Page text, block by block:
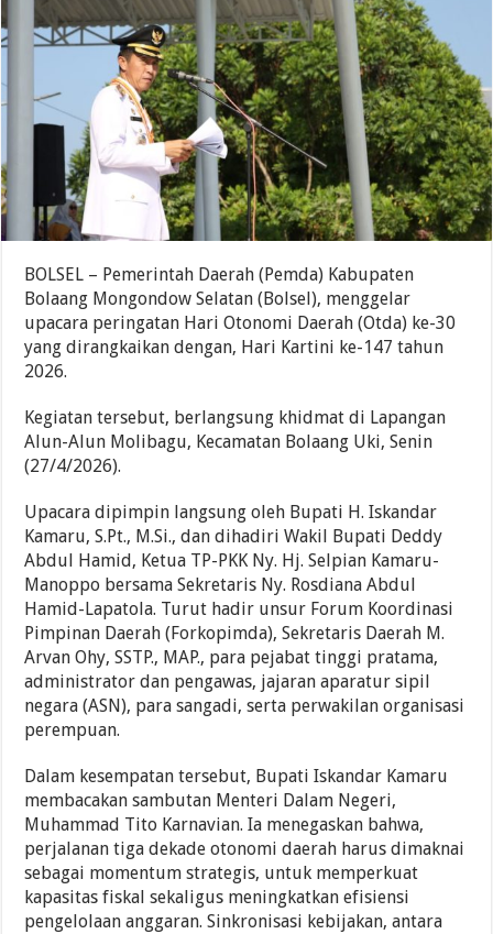
BOLSEL – Pemerintah Daerah (Pemda) Kabupaten
Bolaang Mongondow Selatan (Bolsel), menggelar
upacara peringatan Hari Otonomi Daerah (Otda) ke-30
yang dirangkaikan dengan, Hari Kartini ke-147 tahun
2026.
Kegiatan tersebut, berlangsung khidmat di Lapangan
Alun-Alun Molibagu, Kecamatan Bolaang Uki, Senin
(27/4/2026).
Upacara dipimpin langsung oleh Bupati H. Iskandar
Kamaru, S.Pt., M.Si., dan dihadiri Wakil Bupati Deddy
Abdul Hamid, Ketua TP-PKK Ny. Hj. Selpian Kamaru-
Manoppo bersama Sekretaris Ny. Rosdiana Abdul
Hamid-Lapatola. Turut hadir unsur Forum Koordinasi
Pimpinan Daerah (Forkopimda), Sekretaris Daerah M.
Arvan Ohy, SSTP., MAP., para pejabat tinggi pratama,
administrator dan pengawas, jajaran aparatur sipil
negara (ASN), para sangadi, serta perwakilan organisasi
perempuan.
Dalam kesempatan tersebut, Bupati Iskandar Kamaru
membacakan sambutan Menteri Dalam Negeri,
Muhammad Tito Karnavian. Ia menegaskan bahwa,
perjalanan tiga dekade otonomi daerah harus dimaknai
sebagai momentum strategis, untuk memperkuat
kapasitas fiskal sekaligus meningkatkan efisiensi
pengelolaan anggaran. Sinkronisasi kebijakan, antara